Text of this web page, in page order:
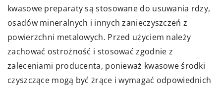
kwasowe preparaty są stosowane do usuwania rdzy,
osadów mineralnych i innych zanieczyszczeń z
powierzchni metalowych. Przed użyciem należy
zachować ostrożność i stosować zgodnie z
zaleceniami producenta, ponieważ kwasowe środki
czyszczące mogą być żrące i wymagać odpowiednich